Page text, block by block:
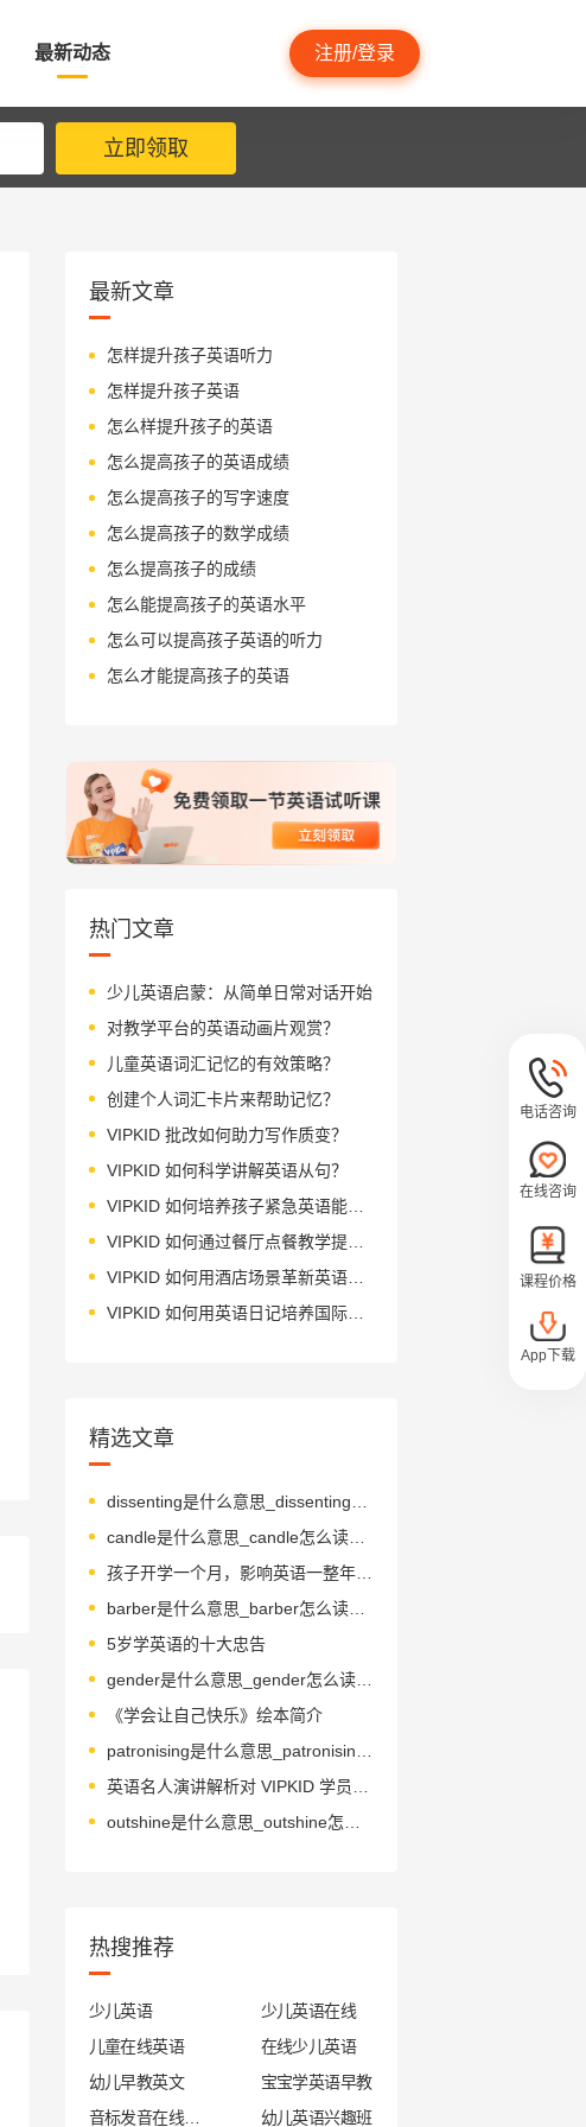
最新动态 注册/登录
立即领取
最新文章
怎样提升孩子英语听力
怎样提升孩子英语
怎么样提升孩子的英语
怎么提高孩子的英语成绩
怎么提高孩子的写字速度
怎么提高孩子的数学成绩
怎么提高孩子的成绩
怎么能提高孩子的英语水平
怎么可以提高孩子英语的听力
怎么才能提高孩子的英语
热门文章
少儿英语启蒙：从简单日常对话开始
对教学平台的英语动画片观赏？
儿童英语词汇记忆的有效策略？
创建个人词汇卡片来帮助记忆？
VIPKID 批改如何助力写作质变？
VIPKID 如何科学讲解英语从句？
VIPKID 如何培养孩子紧急英语能力？
VIPKID 如何通过餐厅点餐教学提升少儿英语应用能力？
VIPKID 如何用酒店场景革新英语教学？
VIPKID 如何用英语日记培养国际化人才？
精选文章
candle是什么意思_candle怎么读_音标'kændl
孩子开学一个月，影响英语一整年，女神妈妈刘涛的教育秘籍！
barber是什么意思_barber怎么读_音标'bɑ-bə(r)
5岁学英语的十大忠告
gender是什么意思_gender怎么读_音标'dʒendə(r)
《学会让自己快乐》绘本简介
热搜推荐
少儿英语
少儿英语在线
儿童在线英语
在线少儿英语
幼儿早教英文
宝宝学英语早教
幼儿英语兴趣班
电话咨询
在线咨询
课程价格
App下载